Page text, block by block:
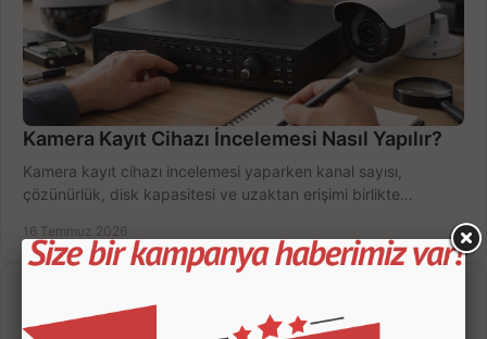
Kamera Kayıt Cihazı İncelemesi Nasıl Yapılır?
Kamera kayıt cihazı incelemesi yaparken kanal sayısı,
çözünürlük, disk kapasitesi ve uzaktan erişimi birlikte
16 Temmuz 2026